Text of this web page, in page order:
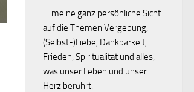
… meine ganz persönliche Sicht
auf die Themen Vergebung,
(Selbst-)Liebe, Dankbarkeit,
Frieden, Spiritualität und alles,
was unser Leben und unser
Herz berührt.